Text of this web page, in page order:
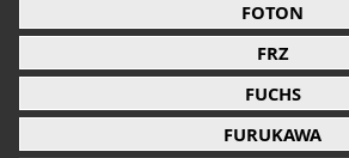
FOTON
FRZ
FUCHS
FURUKAWA